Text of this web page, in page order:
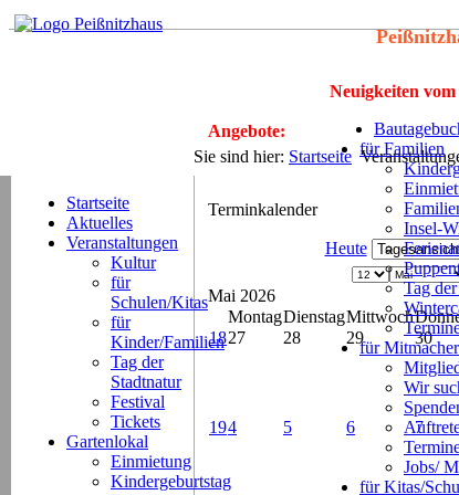
Neuigkeiten
für Familien
Insel-
Tag
für Mitmacher
Wir
Jobs/
für Kitas/
Angebote:
Sie sind hier: Startseite
Startseite
Aktuelles
Veranstaltungen
Kultur
für
Schulen/Kitas
für
Kinder/Familien
Tag der
Stadtnatur
Festival
Tickets
Gartenlokal
Einmietung
Kindergeburtstag
Terminkalender
Heute
Mai 2026
MontagDienstagMittwoch
1827 28 29 30
194 5 6 7